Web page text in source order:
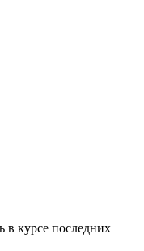
в курсе последних